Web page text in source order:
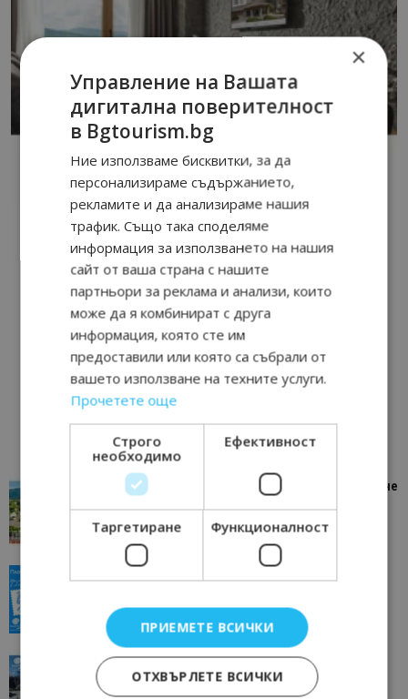
“Пощенска картичка от…”: Петрич – Изживяване
Петрич 11/07/2026 11:22
Пловдив
“Пощенска картичка от…”: Перник – град на
традициите, културата и вдъхновяващите...
×
Управление на Вашата
дигитална поверителност
в Bgtourism.bg
Ние използваме бисквитки, за да
персонализираме съдържанието,
рекламите и да анализираме нашия
трафик. Също така споделяме
информация за използването на нашия
сайт от ваша страна с нашите
партньори за реклама и анализи, които
може да я комбинират с друга
информация, която сте им
предоставили или която са събрали от
вашето използване на техните услуги.
Прочетете още
Строго
необходимо
Ефективност
Таргетиране Функционалност
ПРИЕМЕТЕ ВСИЧКИ
ОТХВЪРЛЕТЕ ВСИЧКИ